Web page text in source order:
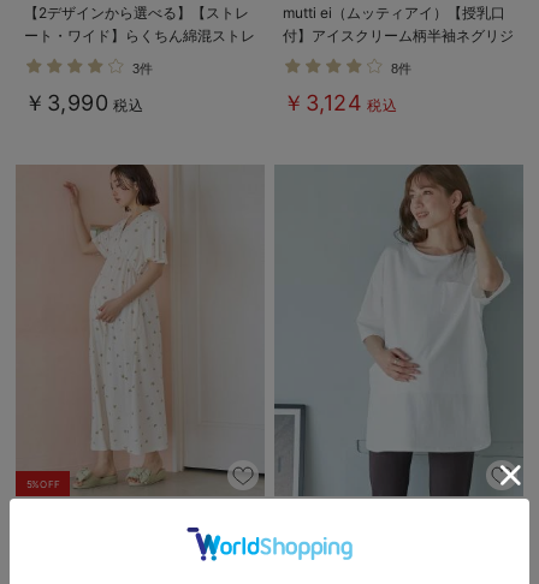
【2デザインから選べる】【ストレ
ート・ワイド】らくちん綿混ストレ
ッチリブパンツ マタニティ・産後
【出産後も長く使える】
3件
￥3,990 税込
mutti ei（ムッティアイ）【授乳口
付】アイスクリーム柄半袖ネグリジ
ェ
8件
￥3,124 税込
5%OFF
【親子コーデ可】星柄・オリーブ柄
スムースカシュクールパット付半袖
コットン100%ポケット付きチュニ
ックトップス マタニティ・授乳服